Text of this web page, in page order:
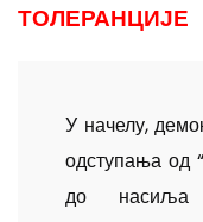
ТОЛЕРАНЦИЈЕ
У начелу,
одступања од
до насиља